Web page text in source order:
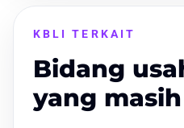
KBLI TERKAIT
Bidang
yang